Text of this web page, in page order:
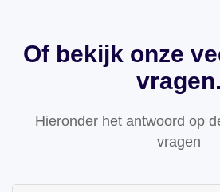
Of bekijk onze
vragen.
Hieronder het antwoord op
vragen